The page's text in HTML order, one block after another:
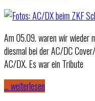
Am 05.09. waren wir wieder
diesmal bei der AC/DC
AC/DX. Es war ein Tribute
… weiterlesen